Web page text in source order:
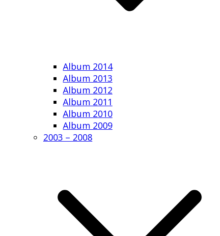
Album 2014
Album 2013
Album 2012
Album 2011
Album 2010
Album 2009
2003 – 2008